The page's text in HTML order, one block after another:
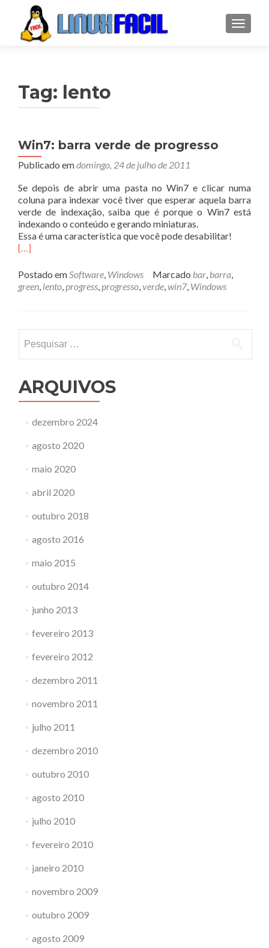
Tag: lento
Win7: barra verde de progresso
Publicado emdomingo, 24 de julho de 2011
Se depois de abrir uma pasta no Win7 e clicar numa
coluna para indexar você tiver que esperar aquela barra
verde de indexação, saiba que é porque o Win7 está
indexando o conteúdo e gerando miniaturas.
Essa é uma característica que você pode desabilitar!
[…]
Postado emSoftware, Windows Marcado bar, barra,
green, lento,progress,progresso,verde,win7, Windows
por:
ARQUIVOS
dezembro 2024
agosto 2020
maio 2020
abril 2020
outubro 2018
agosto 2016
maio 2015
outubro 2014
junho 2013
fevereiro 2013
fevereiro 2012
dezembro 2011
novembro 2011
julho 2011
dezembro 2010
outubro 2010
agosto 2010
julho 2010
fevereiro 2010
janeiro 2010
novembro 2009
outubro 2009
agosto 2009